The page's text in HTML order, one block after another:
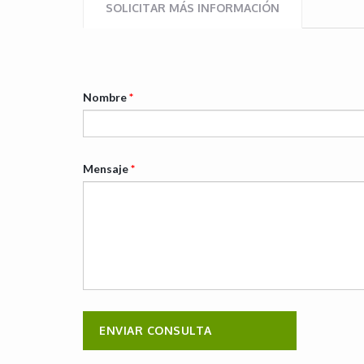
SOLICITAR MÁS INFORMACIÓN
Nombre*
Mensaje*